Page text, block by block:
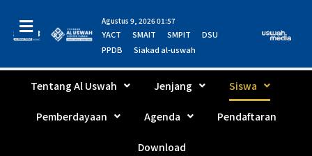
Agustus 9, 2026 01:57
YACT SMAIT SMPIT
DSU
PPDB
Siakad al-uswah
Tentang Al Uswah Jenjang Siswa
Pemberdayaan Agenda Pendaftaran
Download